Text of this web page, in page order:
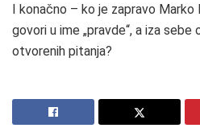
I konačno – ko je zapravo Marko
govori u ime „pravde“, a iza
otvorenih pitanja?